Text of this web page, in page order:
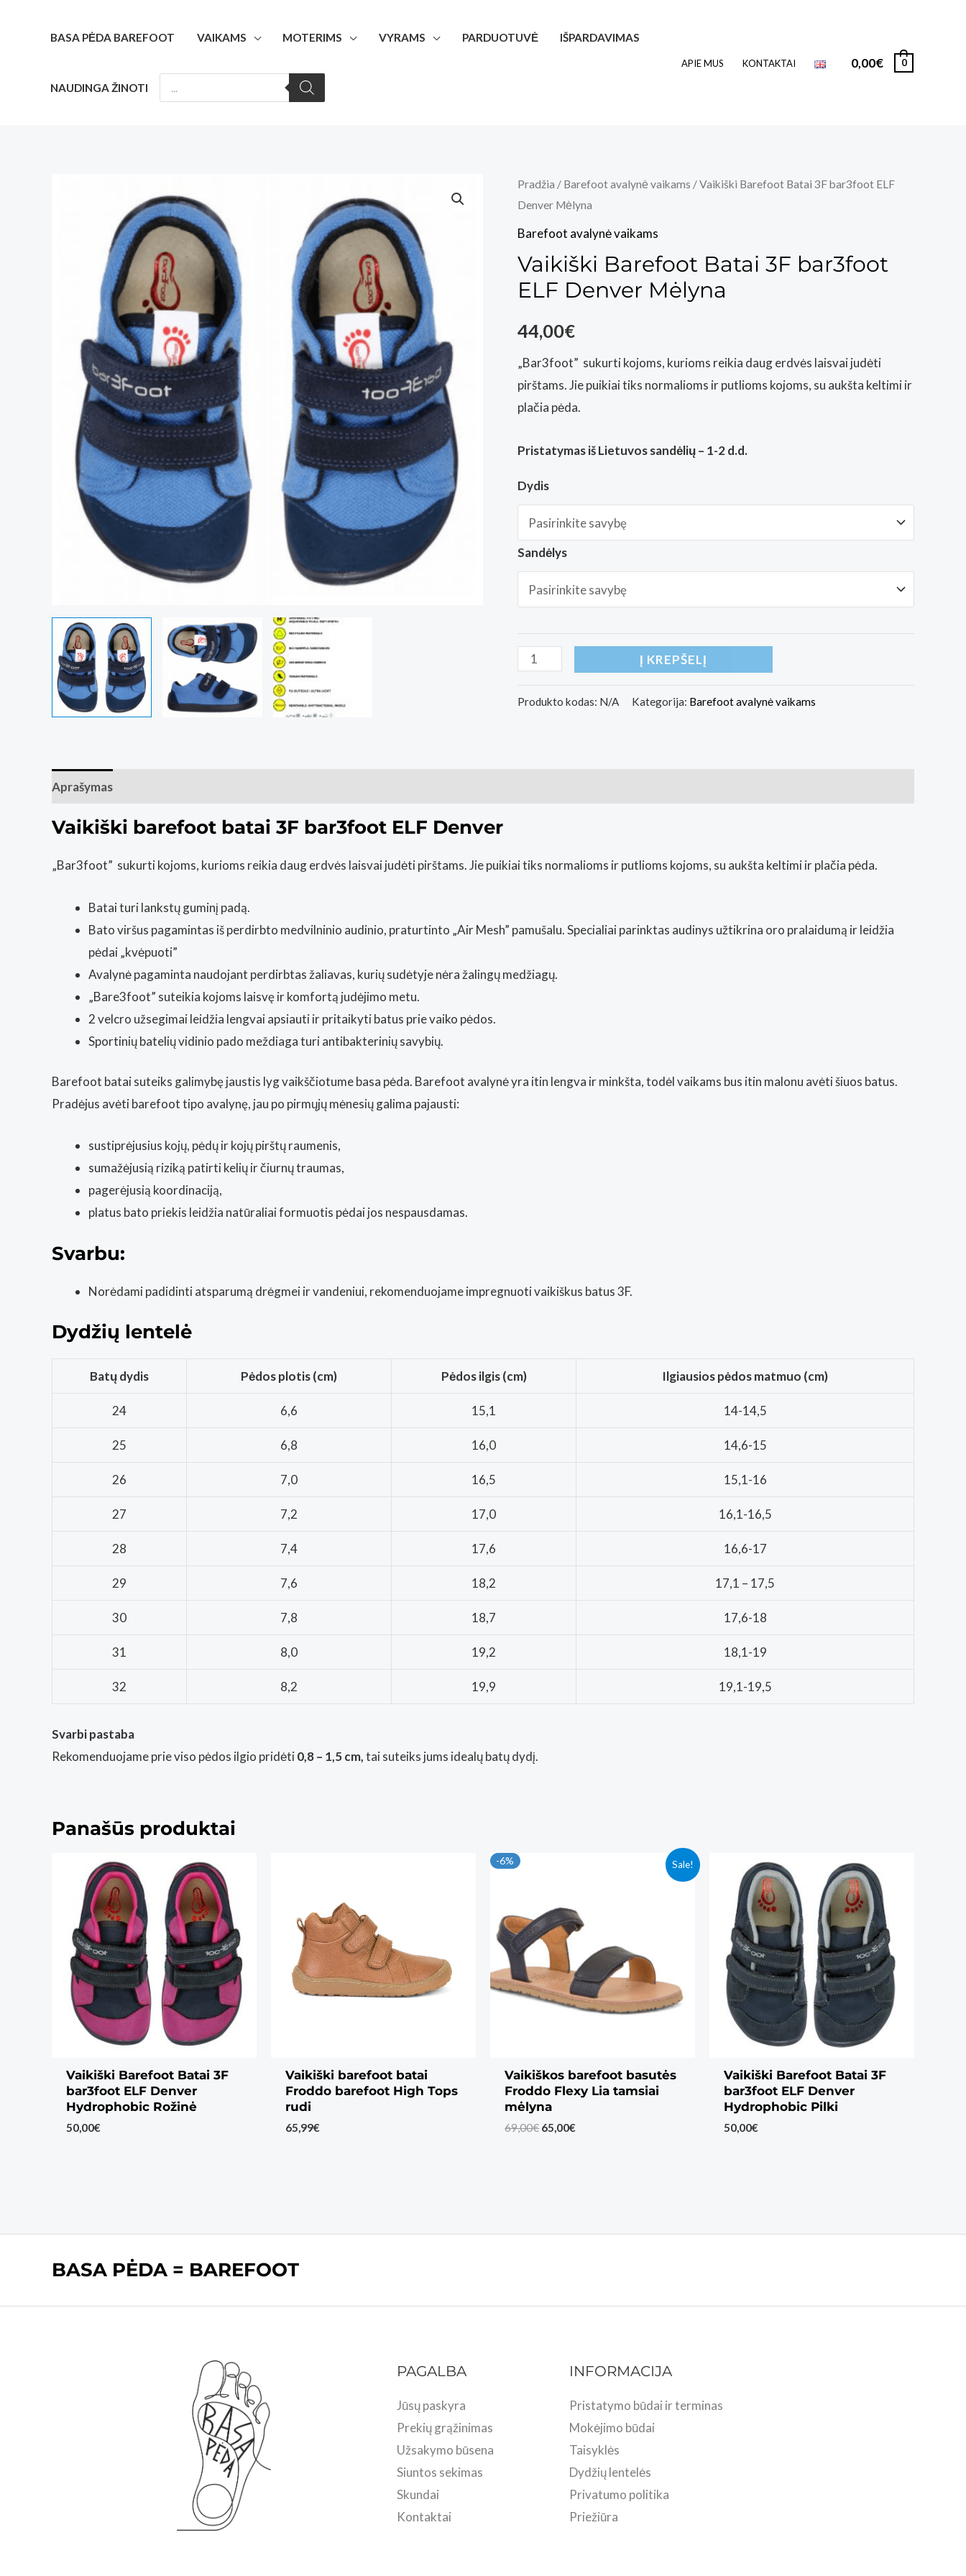
BASA PĖDA BAREFOOT VAIKAMS MOTERIMS VYRAMS PARDUOTUVĖ IŠPARDAVIMAS
NAUDINGA ŽINOTI
PRODUCTS
SEARCH
APIE MUS KONTAKTAI 0,00€ 0
Pradžia / Barefoot avalynė vaikams / Vaikiški Barefoot Batai 3F bar3foot ELF
Denver Mėlyna
Barefoot avalynė vaikams
Vaikiški Barefoot Batai 3F bar3foot
ELF Denver Mėlyna
44,00€
„Bar3foot” sukurti kojoms, kurioms reikia daug erdvės laisvai judėti
pirštams. Jie puikiai tiks normalioms ir putlioms kojoms, su aukšta keltimi ir
plačia pėda.
Pristatymas iš Lietuvos sandėlių – 1-2 d.d.
Dydis
Sandėlys
produkto
Vaikiški
Mėlyna
Į KREPŠELĮ
Produkto kodas: N/A Kategorija: Barefoot avalynė vaikams
Aprašymas
Vaikiški barefoot batai 3F bar3foot ELF Denver
„Bar3foot” sukurti kojoms, kurioms reikia daug erdvės laisvai judėti pirštams. Jie puikiai tiks normalioms ir putlioms kojoms, su aukšta keltimi ir plačia pėda.
Batai turi lankstų guminį padą.
Bato viršus pagamintas iš perdirbto medvilninio audinio, praturtinto „Air Mesh” pamušalu. Specialiai parinktas audinys užtikrina oro pralaidumą ir leidžia
pėdai „kvėpuoti”
Avalynė pagaminta naudojant perdirbtas žaliavas, kurių sudėtyje nėra žalingų medžiagų.
„Bare3foot” suteikia kojoms laisvę ir komfortą judėjimo metu.
2 velcro užsegimai leidžia lengvai apsiauti ir pritaikyti batus prie vaiko pėdos.
Sportinių batelių vidinio pado meždiaga turi antibakterinių savybių.
Barefoot batai suteiks galimybę jaustis lyg vaikščiotume basa pėda. Barefoot avalynė yra itin lengva ir minkšta, todėl vaikams bus itin malonu avėti šiuos batus.
Pradėjus avėti barefoot tipo avalynę, jau po pirmųjų mėnesių galima pajausti:
sustiprėjusius kojų, pėdų ir kojų pirštų raumenis,
sumažėjusią riziką patirti kelių ir čiurnų traumas,
pagerėjusią koordinaciją,
platus bato priekis leidžia natūraliai formuotis pėdai jos nespausdamas.
Svarbu:
Norėdami padidinti atsparumą drėgmei ir vandeniui, rekomenduojame impregnuoti vaikiškus batus 3F.
Dydžių lentelė
Batų dydis Pėdos plotis (cm) Pėdos ilgis (cm) Ilgiausios pėdos matmuo (cm)
24 6,6 15,1 14-14,5
25 6,8 16,0 14,6-15
26 7,0 16,5 15,1-16
27 7,2 17,0 16,1-16,5
28 7,4 17,6 16,6-17
29 7,6 18,2 17,1 – 17,5
30 7,8 18,7 17,6-18
31 8,0 19,2 18,1-19
32 8,2 19,9 19,1-19,5
Svarbi pastaba
Rekomenduojame prie viso pėdos ilgio pridėti0,8 – 1,5 cm,tai suteiks jums idealų batų dydį.
Panašūs produktai
Vaikiški Barefoot Batai 3F
bar3foot ELF Denver
Hydrophobic Rožinė
50,00€
Vaikiški barefoot batai
Froddo barefoot High Tops
rudi
65,99€
Sale!
-6%
Vaikiškos barefoot basutės
Froddo Flexy Lia tamsiai
mėlyna
69,00€ Original
65,00€Current
Vaikiški Barefoot Batai 3F
bar3foot ELF Denver
Hydrophobic Pilki
50,00€
BASA PĖDA = BAREFOOT
PAGALBA
Jūsų paskyra
Prekių grąžinimas
Užsakymo būsena
Siuntos sekimas
Skundai
Kontaktai
INFORMACIJA
Pristatymo būdai ir terminas
Mokėjimo būdai
Taisyklės
Dydžių lentelės
Privatumo politika
Priežiūra